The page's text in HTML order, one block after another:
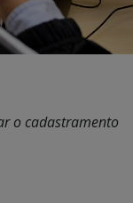
o cadastramento